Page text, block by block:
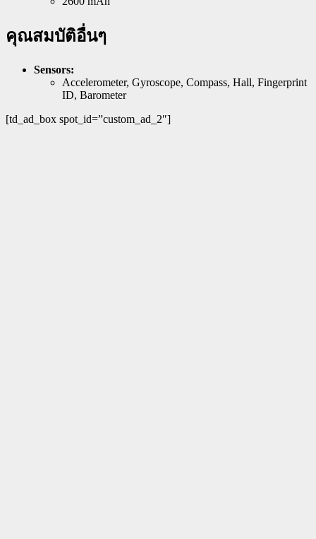
คุณสมบัติอื่นๆ
Sensors:
Accelerometer, Gyroscope, Compass, Hall, Fingerprint
ID, Barometer
[td_ad_box spot_id=”custom_ad_2″]